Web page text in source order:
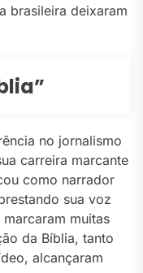
brasileira deixaram
no jornalismo
carreira marcante
como narrador
sua voz
muitas
da Bíblia, tanto
alcançaram